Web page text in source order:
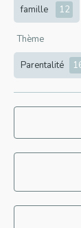
famille 12
Thème
Parentalité